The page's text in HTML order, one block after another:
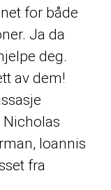
for både
Ja da
deg.
av dem!
Ioannis
fra